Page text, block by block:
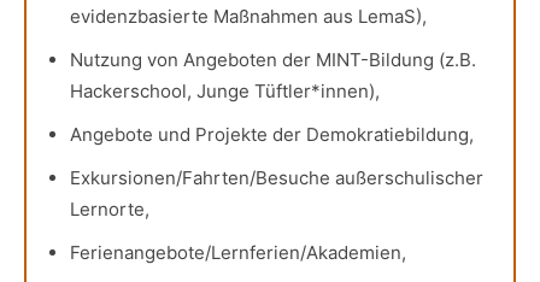
evidenzbasierte Maßnahmen aus LemaS),
Nutzung von Angeboten der MINT-Bildung (z.B.
Hackerschool, Junge Tüftler*innen),
Angebote und Projekte der Demokratiebildung,
Exkursionen/Fahrten/Besuche außerschulischer
Lernorte,
Ferienangebote/Lernferien/Akademien,